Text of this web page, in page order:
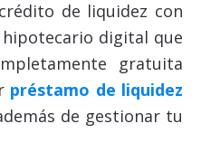
de liquidez con
digital que
gratuita
préstamo de liquidez
de gestionar tu